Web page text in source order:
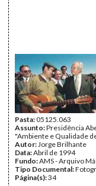
Pasta:05125.063
Assunto:Presidência
"Ambiente e Qualidade
Autor:Jorge Brilhante
Data:Abril de 1994
Fundo:AMS - Arquivo
Tipo Documental:
Página(s):34